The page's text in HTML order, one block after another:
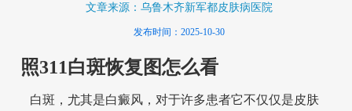
文章来源：乌鲁木齐新军都皮肤病医院
发布时间：2025-10-30
照311白斑恢复图怎么看
白斑，尤其是白癜风，对于许多患者它不仅仅是皮肤